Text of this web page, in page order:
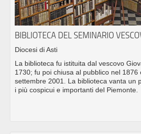
BIBLIOTECA DEL SEMINARIO
Diocesi di Asti
La biblioteca fu istituita dal vescovo
1730; fu poi chiusa al pubblico nel 1876
settembre 2001. La biblioteca vanta un
i più cospicui e importanti del Piemonte.